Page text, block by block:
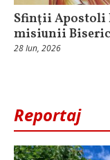
Sfinţii Apostoli
misiunii
28 Iun, 2026
Reportaj